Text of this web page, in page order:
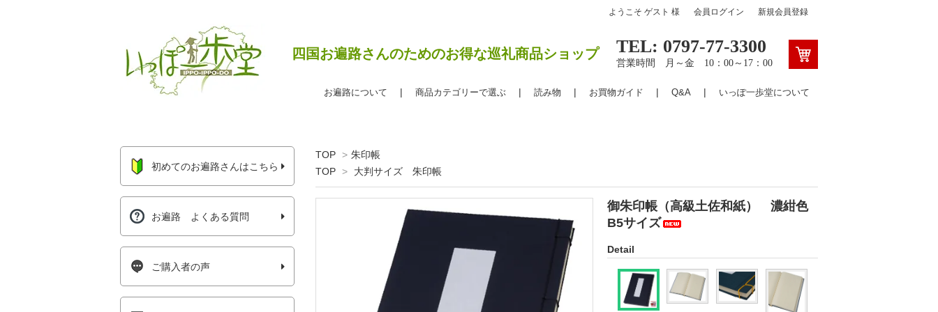
ようこそ ゲスト 様 会員ログイン 新規会員登録
四国お遍路さんのためのお得な巡礼商品ショップ TEL: 0797-77-3300
営業時間 月～金 10：00～17：00
お遍路について 商品カテゴリーで選ぶ 読み物 お買物ガイド Q&A いっぽ一歩堂について
TOP > 朱印帳
TOP > 大判サイズ 朱印帳
御朱印帳（高級土佐和紙） 濃紺色
B5サイズ
Detail
初めてのお遍路さんはこちら
お遍路 よくある質問
ご購入者の声